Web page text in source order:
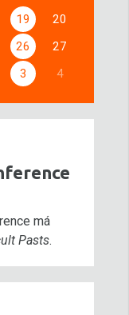
19
20
26
27
3 4
má
Pasts.